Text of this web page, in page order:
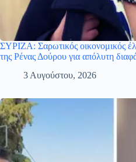
ΣΥΡΙΖΑ: Σαρωτικός οικονομικός
της Ρένας Δούρου για απόλυτη
3 Αυγούστου, 2026